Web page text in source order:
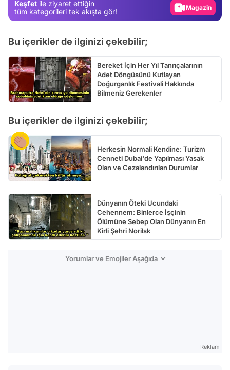
Keşfet ile ziyaret ettiğin
tüm kategorileri tek akışta gör!
Video
Bu içerikler de ilginizi çekebilir;
Bereket İçin Her Yıl Tanrıçalarının
Adet Döngüsünü Kutlayan
Doğurganlık Festivali Hakkında
Bilmeniz Gerekenler
Bu içerikler de ilginizi çekebilir;
Herkesin Normali Kendine: Turizm
Cenneti Dubai'de Yapılması Yasak
Olan ve Cezalandırılan Durumlar
Dünyanın Öteki Ucundaki
Cehennem: Binlerce İşçinin
Ölümüne Sebep Olan Dünyanın En
Kirli Şehri Norilsk
Yorumlar ve Emojiler Aşağıda
Reklam